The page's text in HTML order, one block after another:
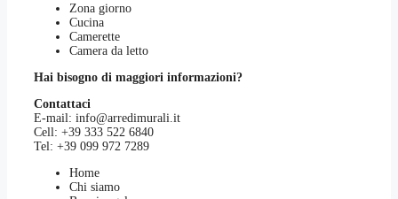
Zona giorno
Cucina
Camerette
Camera da letto
Hai bisogno di maggiori informazioni?
Contattaci
E-mail: info@arredimurali.it
Cell: +39 333 522 6840
Tel: +39 099 972 7289
Home
Chi siamo